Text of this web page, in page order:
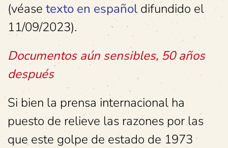
(véase texto en españoldifundido el
11/09/2023).
Documentos aún sensibles, 50 años
después
Si bien la prensa internacional ha
puesto de relieve las razones por las
que este golpe de estado de 1973